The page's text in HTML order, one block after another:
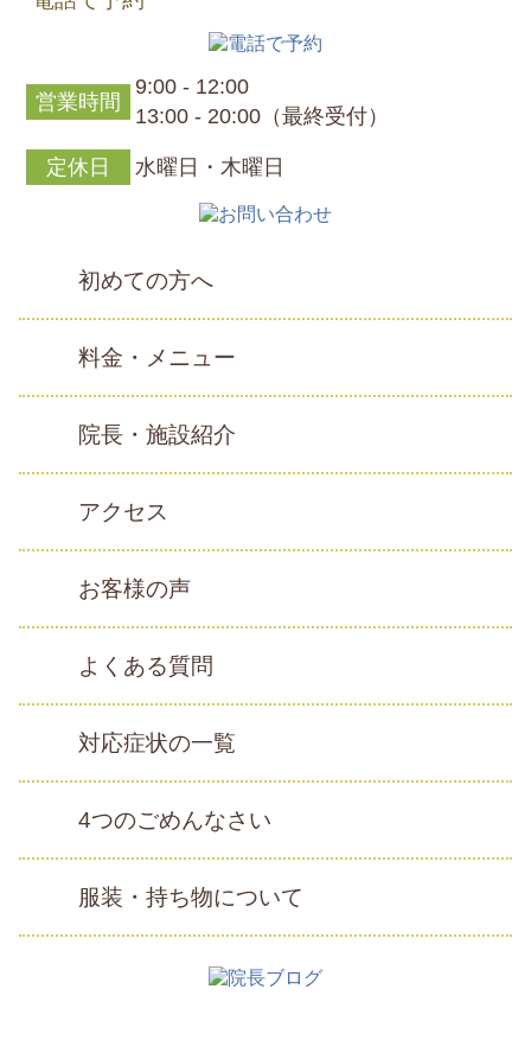
営業時間
9:00 - 12:00
13:00 - 20:00（最終受付）
定休日 水曜日・木曜日
初めての方へ
料金・メニュー
院長・施設紹介
アクセス
お客様の声
よくある質問
対応症状の一覧
4つのごめんなさい
服装・持ち物について